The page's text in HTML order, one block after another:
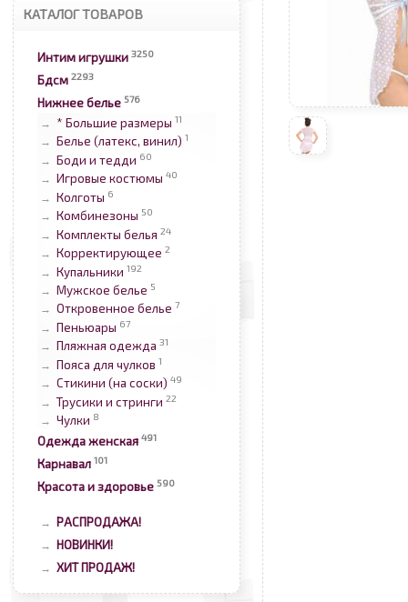
КАТАЛОГ ТОВАРОВ
Интим игрушки 3250
Бдсм 2293
Нижнее белье 576
→ * Большие размеры 11
→ Белье (латекс, винил) 1
→ Боди и тедди 60
→ Игровые костюмы 40
→ Колготы 6
→ Комбинезоны 50
→ Комплекты белья 24
→ Корректирующее 2
→ Купальники 192
→ Мужское белье 5
→ Откровенное белье 7
→ Пеньюары 67
→ Пляжная одежда 31
→ Пояса для чулков 1
→ Стикини (на соски) 49
→ Трусики и стринги 22
→ Чулки 8
Одежда женская 491
Карнавал 101
Красота и здоровье 590
→ РАСПРОДАЖА!
→ НОВИНКИ!
→ ХИТ ПРОДАЖ!